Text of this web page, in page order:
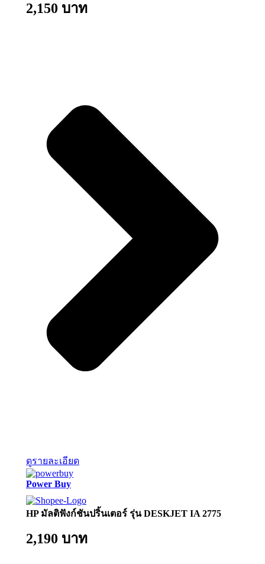
2,150 บาท
ดูรายละเอียด
Power Buy
HP มัลติฟังก์ชันปริ้นเตอร์ รุ่น DESKJET IA 2775
2,190 บาท